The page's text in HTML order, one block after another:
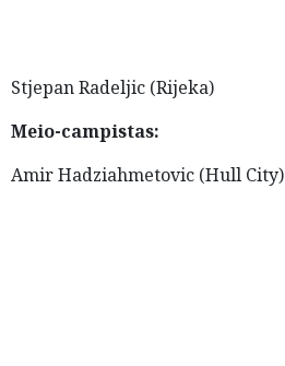
Stjepan Radeljic (Rijeka)
Meio-campistas:
Amir Hadziahmetovic (Hull City)